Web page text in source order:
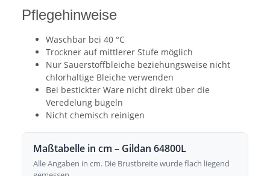
Pflegehinweise
Waschbar bei 40 °C
Trockner auf mittlerer Stufe möglich
Nur Sauerstoffbleiche beziehungsweise nicht
chlorhaltige Bleiche verwenden
Bei bestickter Ware nicht direkt über die
Veredelung bügeln
Nicht chemisch reinigen
Maßtabelle in cm – Gildan 64800L
Alle Angaben in cm. Die Brustbreite wurde flach liegend